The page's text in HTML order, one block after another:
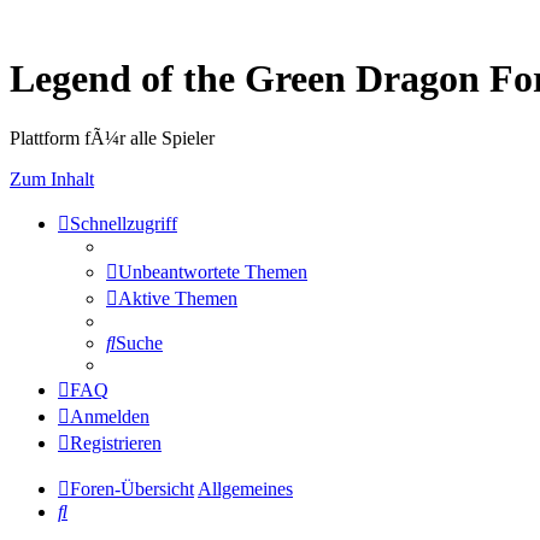
Legend of the Green Dragon
Plattform fÃ¼r alle Spieler
Zum Inhalt
Schnellzugriff
Unbeantwortete Themen
Aktive Themen
Suche
FAQ
Anmelden
Registrieren
Foren-Übersicht Allgemeines
Suche